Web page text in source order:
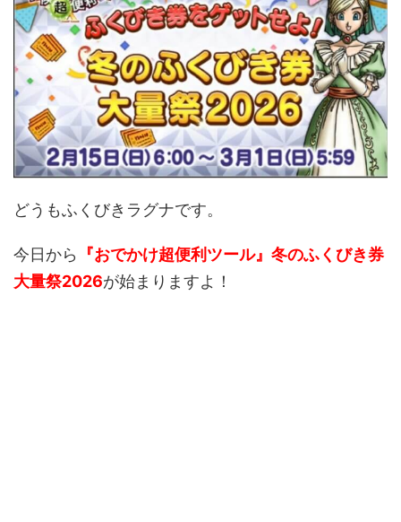
どうもふくびきラグナです。
今日から
『おでかけ超便利ツール』冬のふくびき券
大量祭2026が始まりますよ！